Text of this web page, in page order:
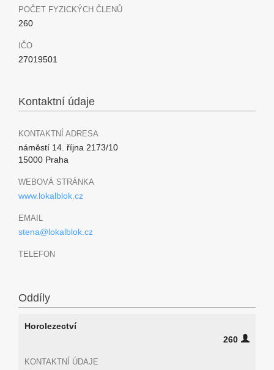
POČET FYZICKÝCH ČLENŮ
260
IČO
27019501
Kontaktní údaje
KONTAKTNÍ ADRESA
náměstí 14. října 2173/10
15000 Praha
WEBOVÁ STRÁNKA
www.lokalblok.cz
EMAIL
stena@lokalblok.cz
TELEFON
Oddíly
Horolezectví
260
KONTAKTNÍ ÚDAJE